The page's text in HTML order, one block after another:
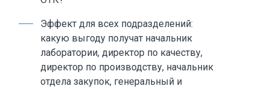
Эффект для всех подразделений:
какую выгоду получат начальник
лаборатории, директор по качеству,
директор по производству, начальник
отдела закупок, генеральный и